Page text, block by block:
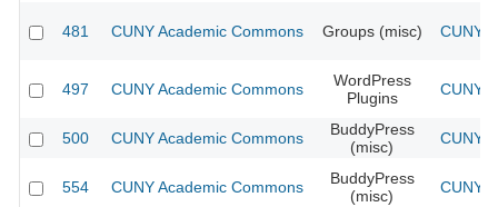
481 CUNY Academic Commons Groups (misc) CUNY
497 CUNY Academic Commons
WordPress
Plugins
CUNY
500 CUNY Academic Commons
BuddyPress
(misc)
CUNY
554 CUNY Academic Commons
BuddyPress
(misc)
CUNY